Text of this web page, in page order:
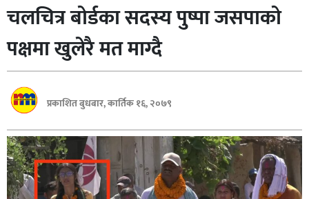
मधेश
प्रदेश
लुम्बिनी
गण्डकी
बागमती
कर्णाली
सुदूरपश्चिम
चलचित्र बोर्डका सदस्य पुष्पा जसपाको
पक्षमा खुलेरै मत माग्दै
प्रकाशित बुधबार, कार्तिक १६, २०७९